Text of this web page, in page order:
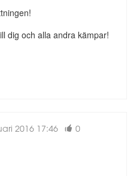
dig och alla andra kämpar!
2016 17:46 0